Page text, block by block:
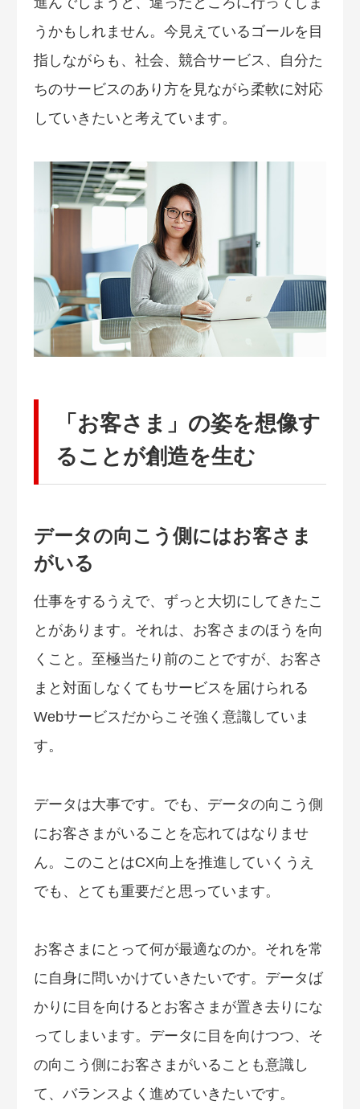
うかもしれません。今見えているゴールを目
指しながらも、社会、競合サービス、自分た
ちのサービスのあり方を見ながら柔軟に対応
していきたいと考えています。
「お客さま」の姿を想像す
ることが創造を生む
データの向こう側にはお客さま
がいる
仕事をするうえで、ずっと大切にしてきたこ
とがあります。それは、お客さまのほうを向
くこと。至極当たり前のことですが、お客さ
まと対面しなくてもサービスを届けられる
Webサービスだからこそ強く意識していま
す。
データは大事です。でも、データの向こう側
にお客さまがいることを忘れてはなりませ
ん。このことはCX向上を推進していくうえ
でも、とても重要だと思っています。
お客さまにとって何が最適なのか。それを常
に自身に問いかけていきたいです。データば
かりに目を向けるとお客さまが置き去りにな
ってしまいます。データに目を向けつつ、そ
の向こう側にお客さまがいることも意識し
て、バランスよく進めていきたいです。